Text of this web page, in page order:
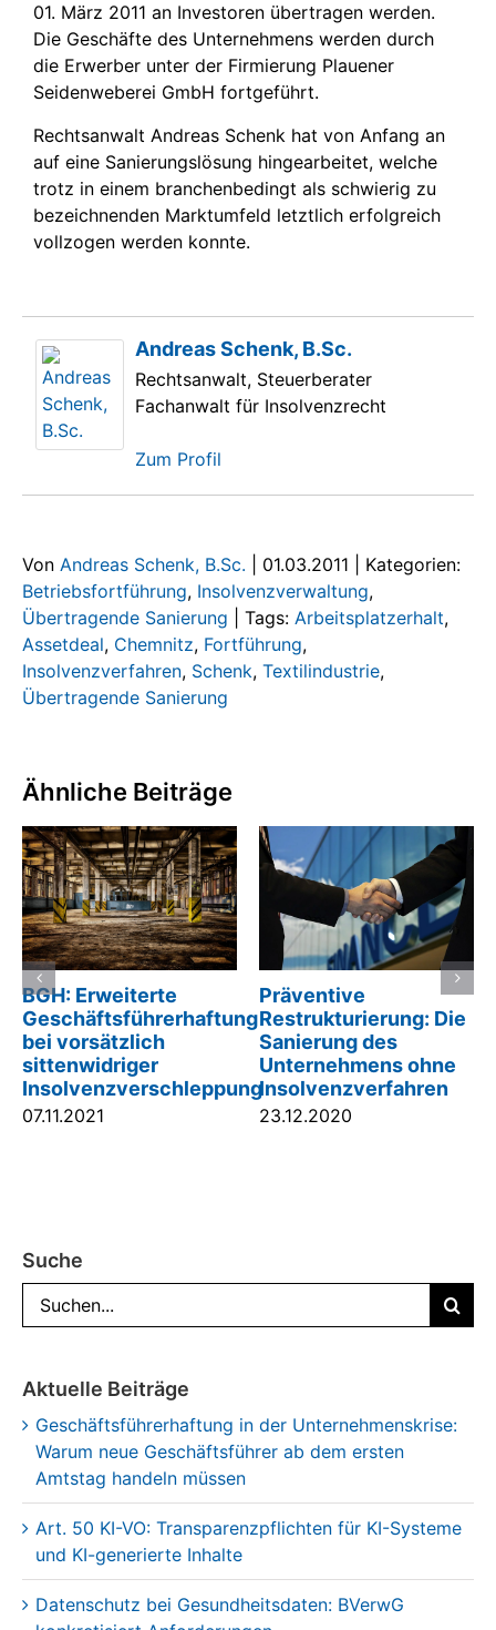
01. März 2011 an Investoren übertragen werden.
Die Geschäfte des Unternehmens werden durch
die Erwerber unter der Firmierung Plauener
Seidenweberei GmbH fortgeführt.
Rechtsanwalt Andreas Schenk hat von Anfang an
auf eine Sanierungslösung hingearbeitet, welche
trotz in einem branchenbedingt als schwierig zu
bezeichnenden Marktumfeld letztlich erfolgreich
vollzogen werden konnte.
Andreas Schenk, B.Sc.
Rechtsanwalt, Steuerberater
Fachanwalt für Insolvenzrecht
Zum Profil
Von Andreas Schenk, B.Sc. 01.03.2011
Kategorien:
Betriebsfortführung, Insolvenzverwaltung,
Übertragende Sanierung
Tags: Arbeitsplatzerhalt,
Assetdeal, Chemnitz, Fortführung,
Insolvenzverfahren, Schenk, Textilindustrie,
Übertragende Sanierung
Ähnliche Beiträge
BGH: Erweiterte
Geschäftsführerhaftung
bei vorsätzlich
sittenwidriger
Insolvenzverschleppung
07.11.2021
Präventive
Restrukturierung: Die
Sanierung des
Unternehmens ohne
Insolvenzverfahren
23.12.2020
Suche
Suche
nach:
Aktuelle Beiträge
Geschäftsführerhaftung in der Unternehmenskrise:
Warum neue Geschäftsführer ab dem ersten
Amtstag handeln müssen
Art. 50 KI-VO: Transparenzpflichten für KI-Systeme
und KI-generierte Inhalte
Datenschutz bei Gesundheitsdaten: BVerwG